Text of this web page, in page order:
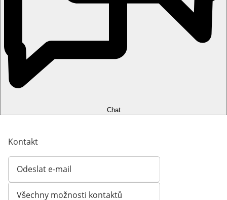
Chat
Kontakt
Odeslat e-mail
Otevírá e-mailového klienta
Všechny možnosti kontaktů